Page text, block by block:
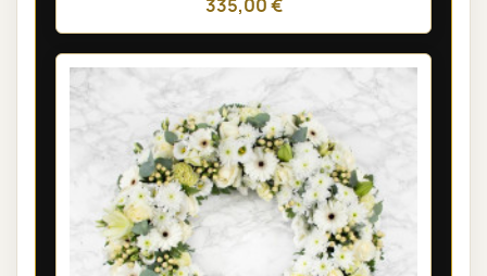
335,00 €